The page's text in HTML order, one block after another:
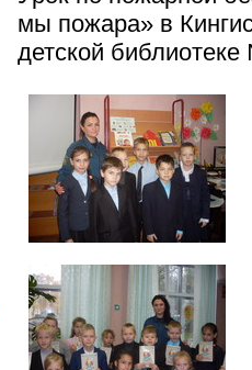
мы пожара» в
детской